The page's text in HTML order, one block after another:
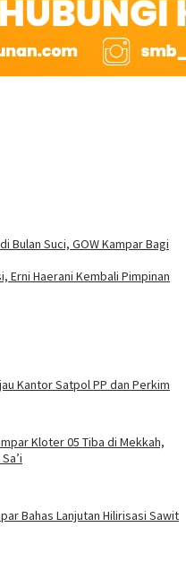
Bulan Suci, GOW Kampar Bagi
Erni Haerani Kembali Pimpinan
Kantor Satpol PP dan Perkim
Kloter 05 Tiba di Mekkah,
Bahas Lanjutan Hilirisasi Sawit